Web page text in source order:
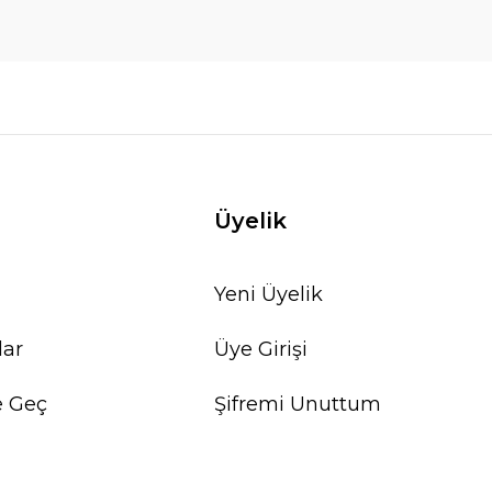
Geç
Üyelik
Yeni Üyelik
Üye Girişi
Şifremi Unuttum